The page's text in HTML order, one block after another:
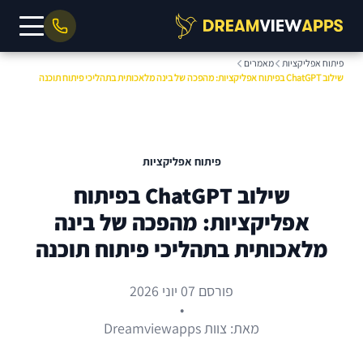
פיתוח אפליקציות
מאמרים
שילוב ChatGPT בפיתוח אפליקציות: מהפכה של בינה מלאכותית בתהליכי פיתוח תוכנה
פיתוח אפליקציות
שילוב ChatGPT בפיתוח
אפליקציות: מהפכה של בינה
מלאכותית בתהליכי פיתוח תוכנה
פורסם 07 יוני 2026
•
מאת: צוות Dreamviewapps